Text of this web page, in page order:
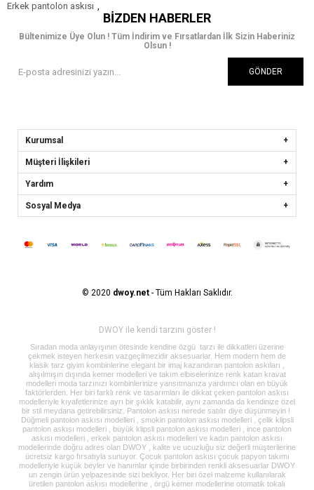
Erkek pantolon askısı ,
BIZDEN HABERLER
Bültenimize Üye Olun ! Tüm İndirim ve Fırsatlardan İlk Sizin Haberiniz
Olsun !
GÖNDER
Kurumsal
Müşteri İlişkileri
Yardım
Sosyal Medya
© 2020 dwoy.net- Tüm Hakları Saklıdır.
DWOY ile kendi tarzını göster !
Sıradan moda anlayışının ötesinde kendine özgü tarzı ile dikkatleri üzerine
çekmek isteyen herkesin vazgeçilmezidir aksesuarlar. Hem modern hem de
klasik tarz giyim kombinlerine elegant bir imaj kazandıran pantolon askıları ,
alışılmışın dışında kemer modelleri ve takım elbiselerinize renk katan kravat
modelleri moda tarzınızı kombinlerinize yansıtmanıza yardımcı olan en büyük
faktörlerden. Her biri farklı renk ve tasarımları ile dikkat çeken pantolon askısı
modelleriyle kıyafetlerinize ayrı bir şıklık katabilir, aynı zamanda da kendinize özel
bir stil meydana getirebilirsiniz. Pantolon askısı nerede satılır diye düşünmeyin !
Düğmeli pantolon askısı modelleri , smokin pantolon askısı modelleri , çelik klipsli
pantolon askısı modelleri , büyük klipsli pantolon askısı modelleri , ince pantolon
askısı modelleri , erkek pantolon askısı modelleri ve kadın pantolon askısı
modellerinde doğru adres olan DWOY , kalite ve ucuzluğu siz değerli müşterilerine
ücretsiz kargo fırsatıyla sunuyor. Çocuk pantolon askısı çocuk papyon takımı
modelleriyle küçük beyler ve hanımlar içinde birbirinden renkli aksesuarlar DWOY
un zengin ürün yelpazesinde sizi bekliyor. Her biri özel malzeme kullanılarak
üretilen pantolon askısı modellerine , örgü kemer modellerine otomatik tokalı